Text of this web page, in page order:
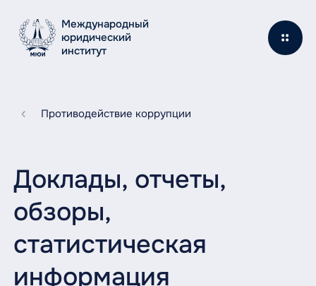
Международный
юридический
институт
Противодействие коррупции
Доклады, отчеты,
обзоры,
статистическая
информация